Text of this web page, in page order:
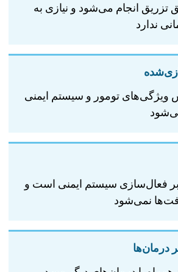
تزریق انجام می‌شود و نیازی به
تومور و سیستم ایمنی
فعال‌سازی سیستم ایمنی است و
درمان‌ها